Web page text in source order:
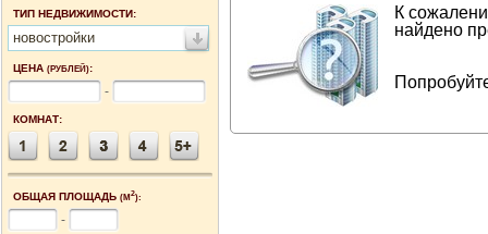
ТИП НЕДВИЖИМОСТИ:
новостройки
ЦЕНА (РУБЛЕЙ):
-
КОМНАТ:
ОБЩАЯ ПЛОЩАДЬ (М2):
-
К
найдено